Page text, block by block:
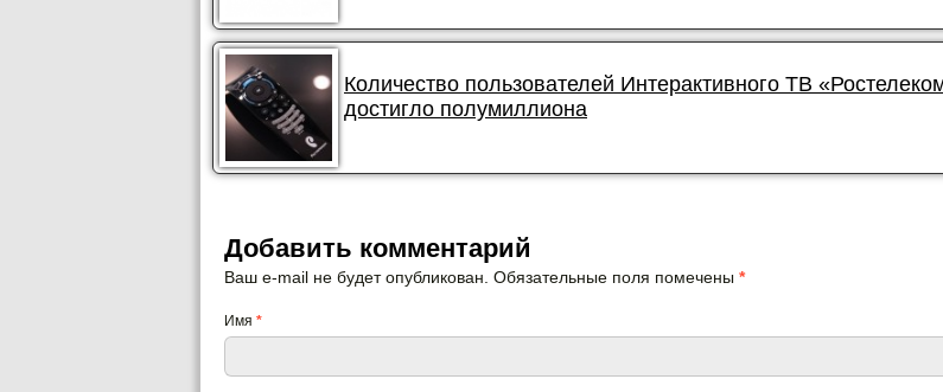
Количество пользователей Интерактивного ТВ
достигло полумиллиона
Добавить комментарий
Ваш e-mail не будет опубликован. Обязательные поля помечены *
Имя *